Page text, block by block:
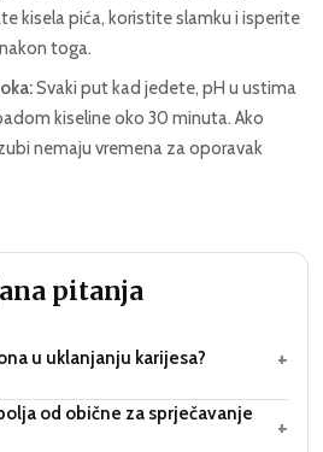
kisela pića, koristite slamku i isperite
toga.
Svaki put kad jedete, pH u ustima
kiseline oko 30 minuta. Ako
nemaju vremena za oporavak
pitanja
u uklanjanju karijesa? +
od obične za sprječavanje
+